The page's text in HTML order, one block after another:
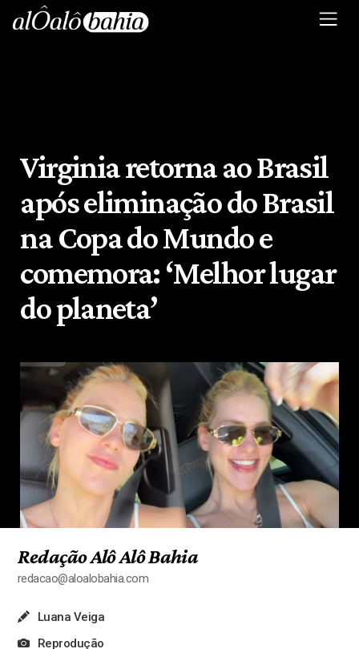
Virginia retorna ao Brasil
após eliminação do Brasil
na Copa do Mundo e
comemora: ‘Melhor lugar
do planeta’
Redação Alô Alô Bahia
redacao@aloalobahia.com
Luana Veiga
Reprodução